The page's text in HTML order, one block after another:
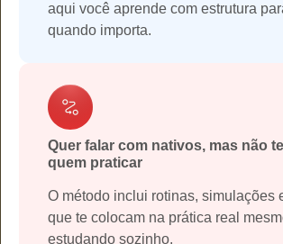
aqui você aprende com estrutura
quando importa.
Quer falar com nativos, mas não
quem praticar
O método inclui rotinas, simulações
que te colocam na prática real
estudando sozinho.